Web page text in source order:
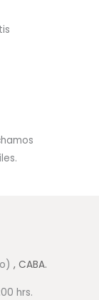
, CABA.
hrs.